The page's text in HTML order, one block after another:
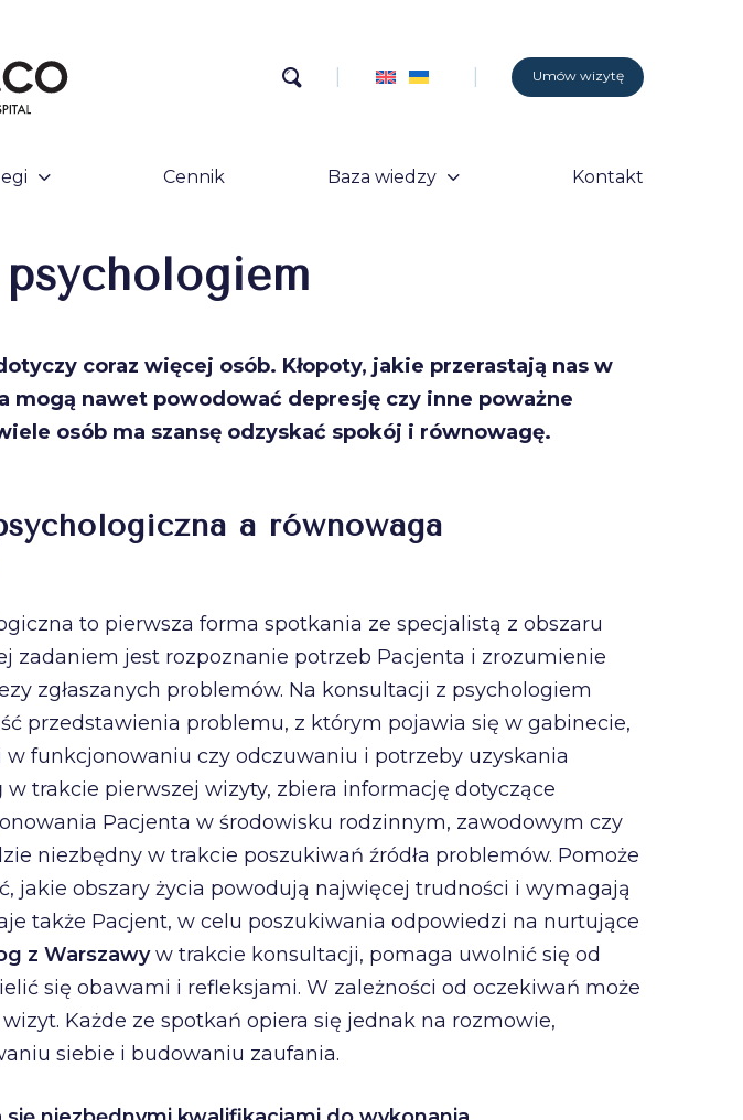
Umów wizytę
Cennik Baza wiedzy Kontakt
coraz więcej osób. Kłopoty, jakie przerastają nas w
nawet powodować depresję czy inne poważne
osób ma szansę odzyskać spokój i równowagę.
a równowaga
to pierwsza forma spotkania ze specjalistą z obszaru
zadaniem jest rozpoznanie potrzeb Pacjenta i zrozumienie
zgłaszanych problemów. Na konsultacji z psychologiem
przedstawienia problemu, z którym pojawia się w gabinecie,
w funkcjonowaniu czy odczuwaniu i potrzeby uzyskania
w trakcie pierwszej wizyty, zbiera informację dotyczące
Pacjenta w środowisku rodzinnym, zawodowym czy
niezbędny w trakcie poszukiwań źródła problemów. Pomoże
jakie obszary życia powodują najwięcej trudności i wymagają
także Pacjent, w celu poszukiwania odpowiedzi na nurtujące
z Warszawyw trakcie konsultacji, pomaga uwolnić się od
się obawami i refleksjami. W zależności od oczekiwań może
Każde ze spotkań opiera się jednak na rozmowie,
siebie i budowaniu zaufania.